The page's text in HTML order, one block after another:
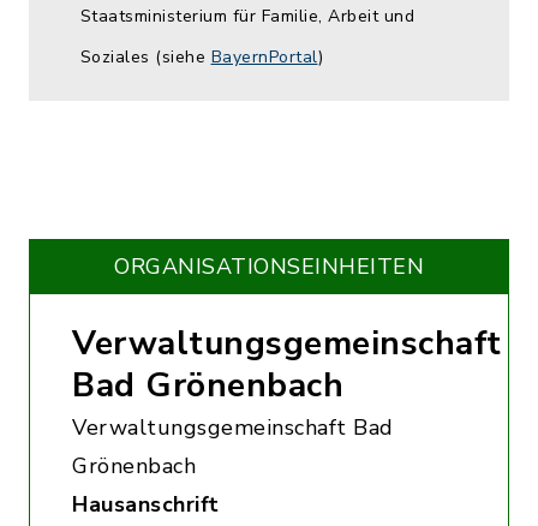
Staatsministerium für Familie, Arbeit und
Soziales (siehe BayernPortal)
ORGANISATIONS­EINHEITEN
Verwaltungsgemeinschaft
Bad Grönenbach
Verwaltungsgemeinschaft Bad
Grönenbach
Hausanschrift